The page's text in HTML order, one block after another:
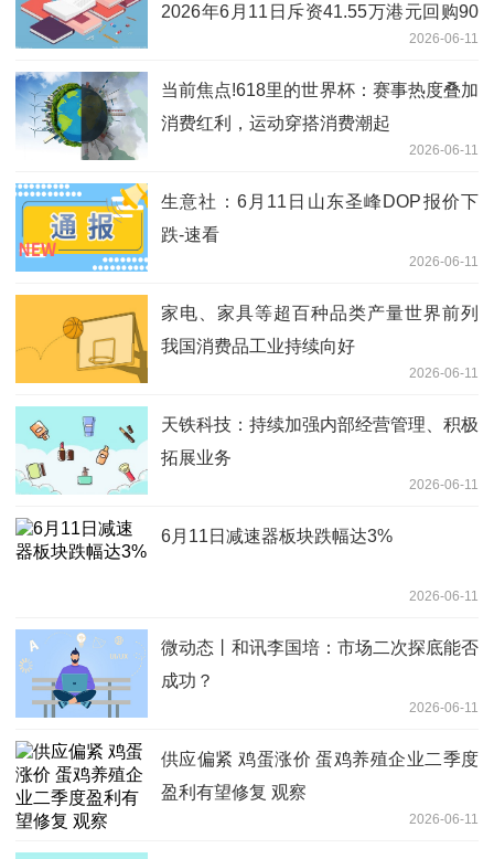
2026年6月11日斥资41.55万港元回购90
2026-06-11
当前焦点!618里的世界杯：赛事热度叠加
消费红利，运动穿搭消费潮起
2026-06-11
生意社：6月11日山东圣峰DOP报价下
跌-速看
2026-06-11
家电、家具等超百种品类产量世界前列
我国消费品工业持续向好
2026-06-11
天铁科技：持续加强内部经营管理、积极
拓展业务
2026-06-11
6月11日减速器板块跌幅达3%
2026-06-11
微动态丨和讯李国培：市场二次探底能否
成功？
2026-06-11
供应偏紧 鸡蛋涨价 蛋鸡养殖企业二季度
盈利有望修复 观察
2026-06-11